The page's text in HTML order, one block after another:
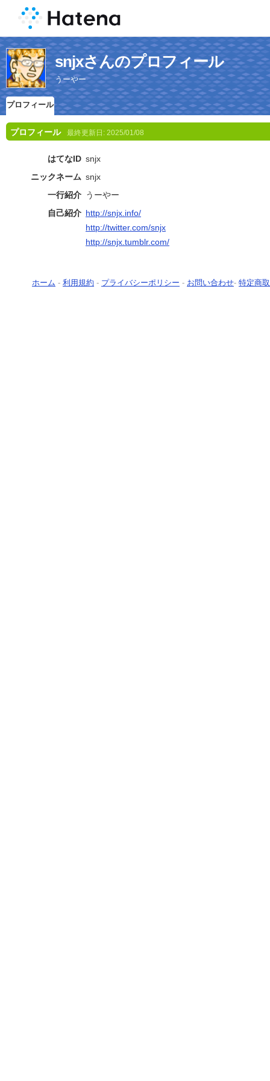
snjxさんのプロフィール
うーやー
プロフィール
プロフィール 最終更新日: 2025/01/08
はてなID snjx
ニックネーム snjx
一行紹介 うーやー
自己紹介 http://snjx.info/
http://twitter.com/snjx
http://snjx.tumblr.com/
ホーム - 利用規約 - プライバシーポリシー - お問い合わせ- 特定商